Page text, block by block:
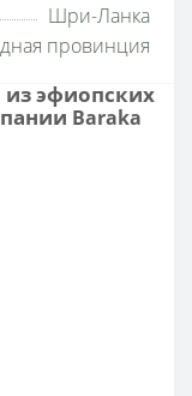
Шри-Ланка
провинция
из эфиопских
Baraka